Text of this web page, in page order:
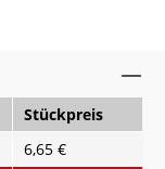
Stückpreis
6,65 €